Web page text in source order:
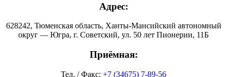
Адрес:
628242, Тюменская область, Ханты-Мансийский автономный
округ — Югра, г. Советский, ул. 50 лет Пионерии, 11Б
Приёмная:
Тел. / Факс: +7 (34675) 7-89-56